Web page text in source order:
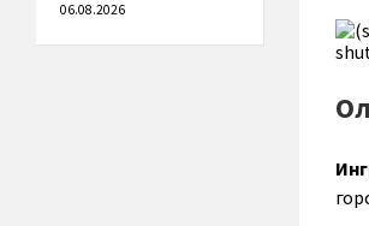
06.08.2026